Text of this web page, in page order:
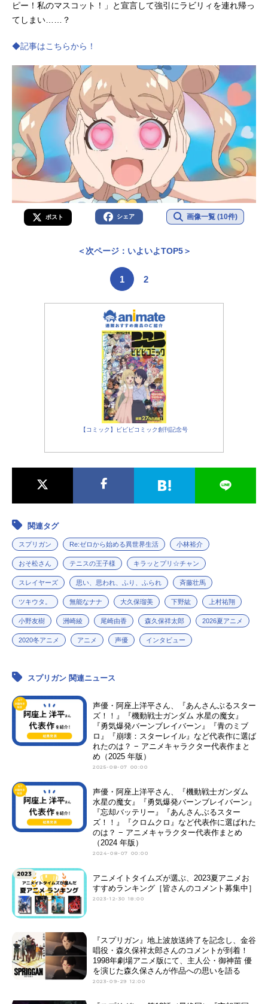
ピー！私のマスコット！」と宣言して強引にラビリィを連れ帰っ
てしまい……？
◆記事はこちらから！
ポスト シェア 画像一覧 (10件)
＜次ページ：いよいよTOP5＞
1 2
【コミック】ビビビコミック創刊記念号
関連タグ
スプリガン Re:ゼロから始める異世界生活 小林裕介
おそ松さん テニスの王子様 キラッとプリ☆チャン
スレイヤーズ 思い、思われ、ふり、ふられ 斉藤壮馬
ツキウタ。 無能なナナ 大久保瑠美 下野紘 上村祐翔
小野友樹 洲崎綾 尾崎由香 森久保祥太郎 2026夏アニメ
2020冬アニメ アニメ 声優 インタビュー
スプリガン 関連ニュース
声優・阿座上洋平さん、『あんさんぶるスター
ズ！！』『機動戦士ガンダム 水星の魔女』
『勇気爆発バーンブレイバーン』『青のミブ
ロ』『崩壊：スターレイル』など代表作に選ば
れたのは？ − アニメキャラクター代表作まと
め（2025 年版）
2025-08-07 00:00
声優・阿座上洋平さん、『機動戦士ガンダム
水星の魔女』『勇気爆発バーンブレイバーン』
『忘却バッテリー』『あんさんぶるスター
ズ！！』『クロムクロ』など代表作に選ばれた
のは？ − アニメキャラクター代表作まとめ
（2024 年版）
2024-08-07 00:00
アニメイトタイムズが選ぶ、2023夏アニメお
すすめランキング［皆さんのコメント募集中］
2023-12-30 18:00
『スプリガン』地上波放送終了を記念し、金谷
唱役・森久保祥太郎さんのコメントが到着！
1998年劇場アニメ版にて、主人公・御神苗 優
を演じた森久保さんが作品への思いを語る
2023-09-29 12:00